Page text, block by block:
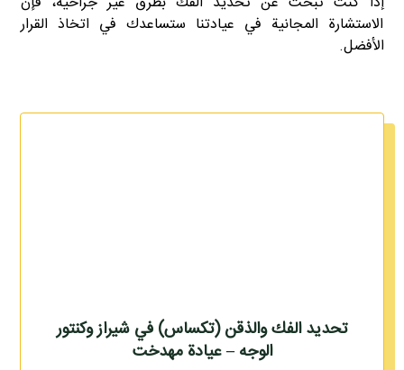
الاستشارة المجانية في عيادتنا ستساعدك في اتخاذ القرار
الأفضل.
تحديد الفك والذقن (تكساس) في شيراز وكنتور
الوجه – عيادة مهدخت